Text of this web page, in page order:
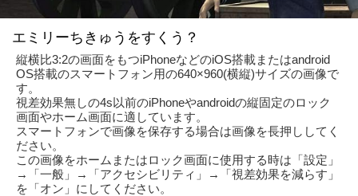
エミリーちきゅうをすくう？
縦横比3:2の画面をもつiPhoneなどのiOS搭載またはandroid
OS搭載のスマートフォン用の640×960(横縦)サイズの画像で
す。
視差効果無しの4s以前のiPhoneやandroidの縦固定のロック
画面やホーム画面に適しています。
スマートフォンで画像を保存する場合は画像を長押ししてく
ださい。
この画像をホームまたはロック画面に使用する時は「設定」
→「一般」→「アクセシビリティ」→「視差効果を減らす」
を「オン」にしてください。